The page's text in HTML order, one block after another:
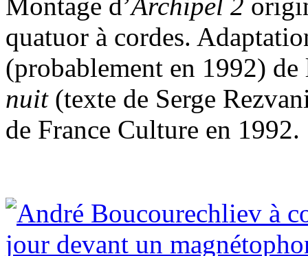
quatuor à cordes.
(probablement en 1992)
nuit(texte de Serge
de France Culture en 1992.